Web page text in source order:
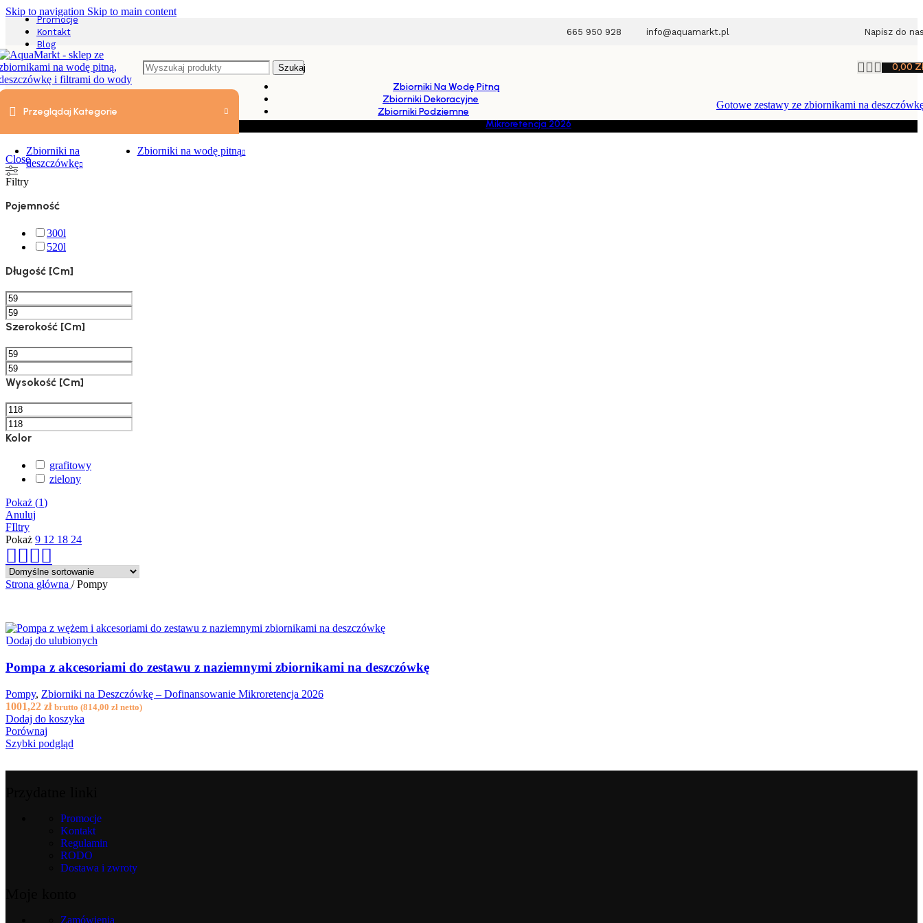
Skip to navigation Skip to main content
Promocje
Kontakt
Blog
665 950 928 info@aquamarkt.pl Napisz do
Szukaj 0,00
Przeglądaj Kategorie
Zbiorniki na
deszczówkę
Zbiorniki na wodę pitną
Zbiorniki Na Wodę Pitną
Zbiorniki Dekoracyjne
Zbiorniki Podziemne
Mikroretencja 2026
Gotowe zestawy ze zbiornikami na
Pompy
Close
Filtry
Pojemność
300l
520l
Długość [cm]
Szerokość [cm]
Wysokość [cm]
Kolor
grafitowy
zielony
Pokaż (1)
Anuluj
FIltry
Pokaż 9 12 18 24
Strona główna / Pompy
Dodaj do ulubionych
Pompa z akcesoriami do zestawu z naziemnymi zbiornikami na deszczówkę
Pompy, Zbiorniki na Deszczówkę – Dofinansowanie Mikroretencja 2026
1001,22 zł brutto (814,00 zł netto)
Dodaj do koszyka
Porównaj
Szybki podgląd
Promocje
Kontakt
Regulamin
RODO
Dostawa i zwroty
Zamówienia